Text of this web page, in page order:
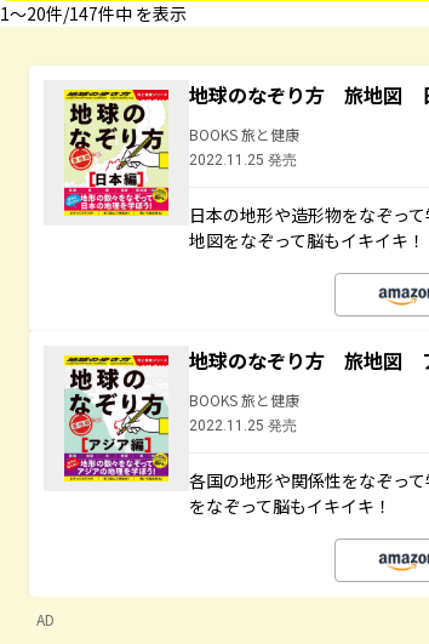
1〜20件/147件中 を表示
地球のなぞり方 旅地図
BOOKS 旅と健康
2022.11.25 発売
日本の地形や造形物をなぞっ
地図をなぞって脳もイキイキ！
地球のなぞり方 旅地図
BOOKS 旅と健康
2022.11.25 発売
各国の地形や関係性をなぞっ
をなぞって脳もイキイキ！
AD